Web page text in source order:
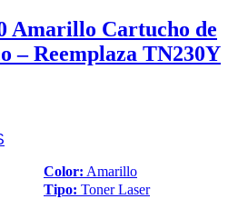
Amarillo Cartucho de
– Reemplaza TN230Y
Color: Amarillo
Tipo: Toner Laser